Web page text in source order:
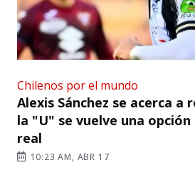
Chilenos por el mundo
Alexis Sánchez se acerca a
la "U" se vuelve una opción
real
10:23 AM, ABR 17